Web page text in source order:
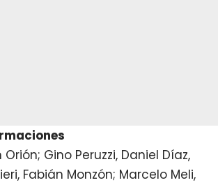
Gino Peruzzi, Daniel Díaz,
Fabián Monzón; Marcelo Meli,